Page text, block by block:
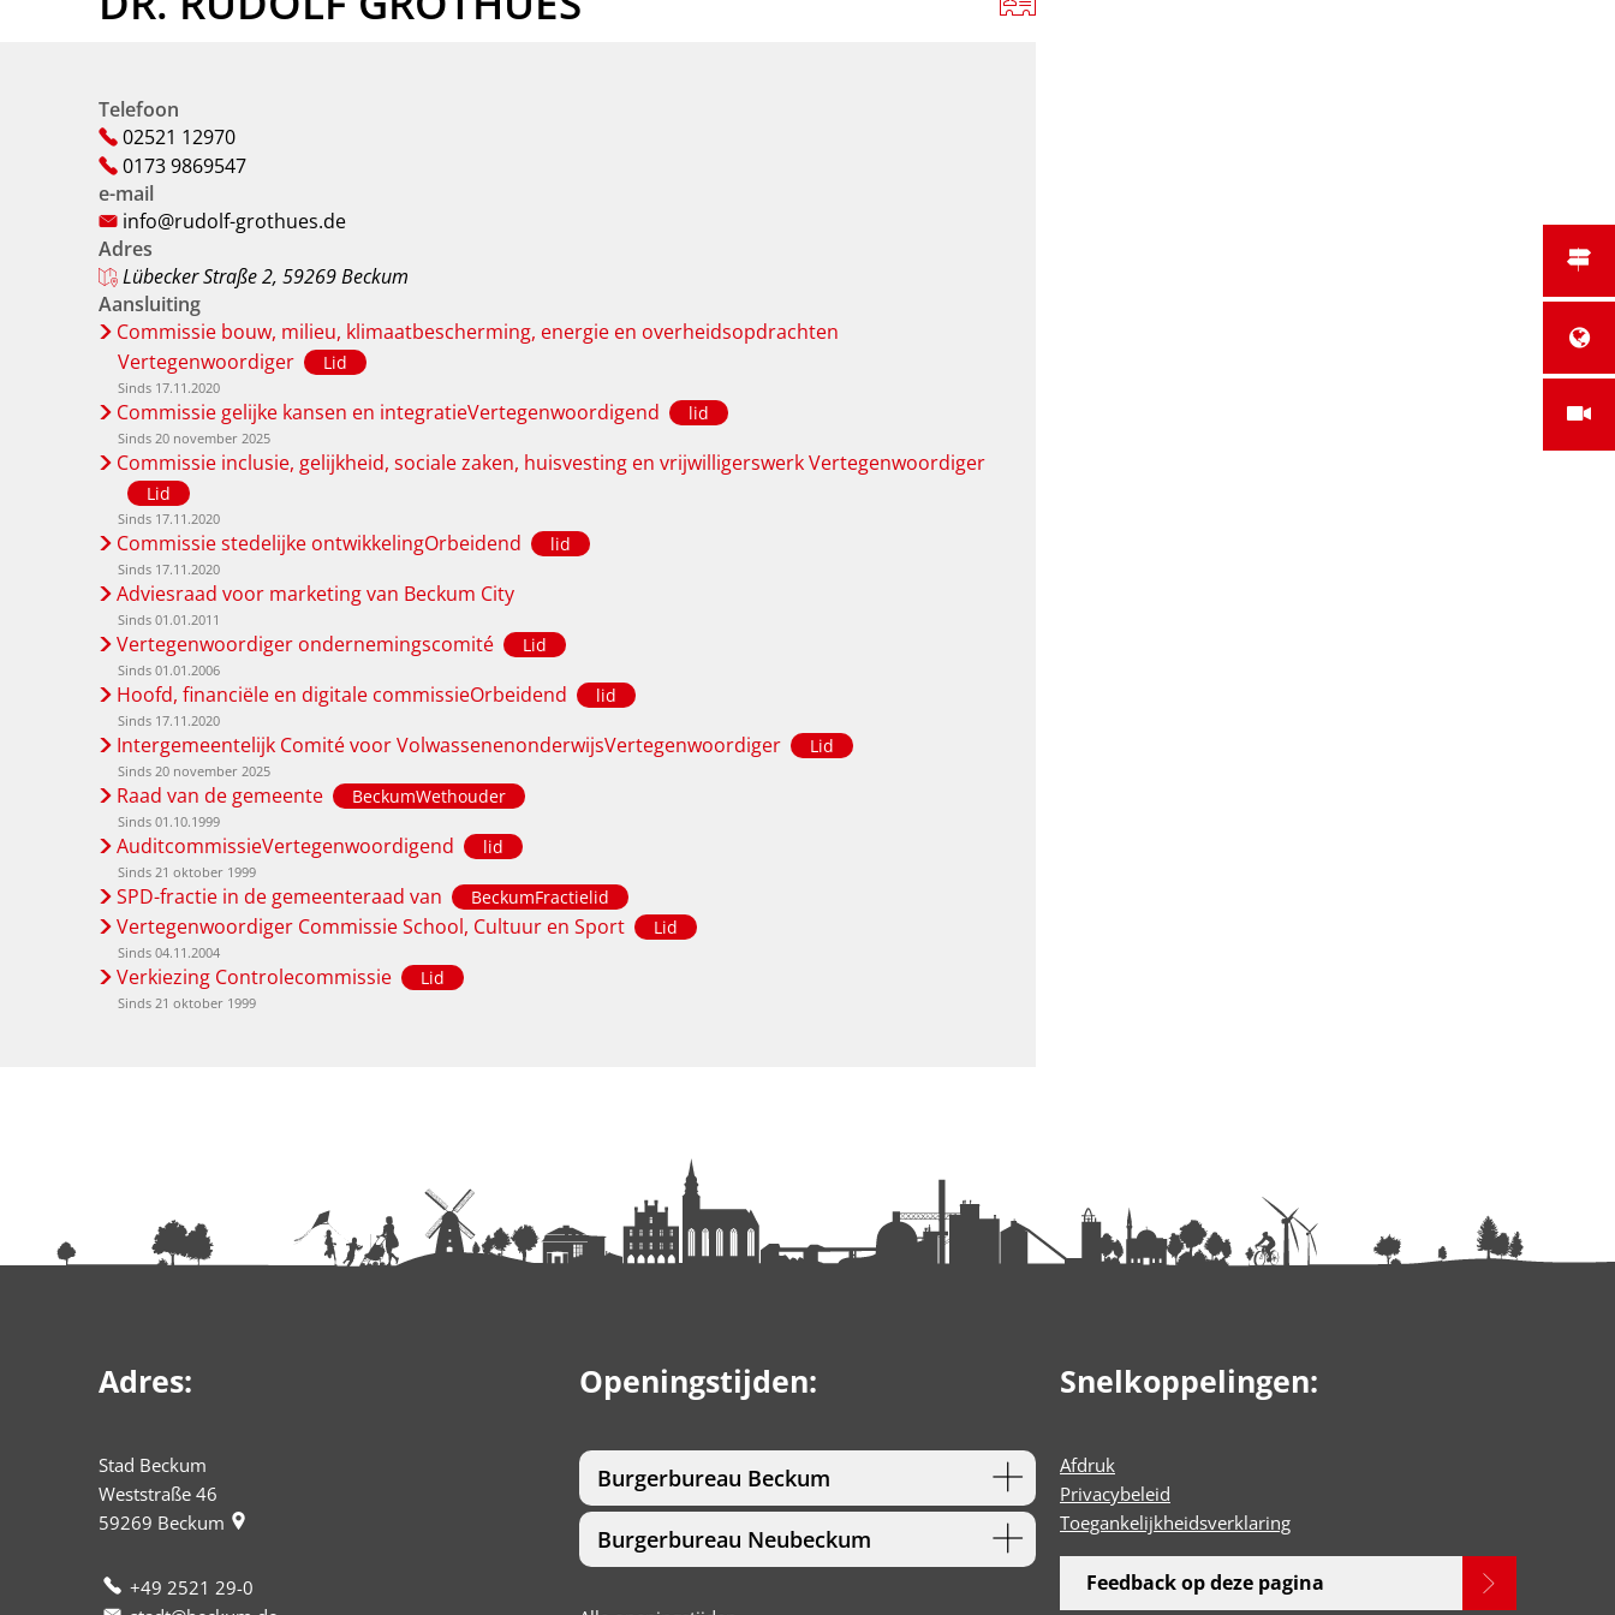
Telefoon
02521 12970
0173 9869547
e-mail
info@rudolf-grothues.de
Adres
Lübecker Straße 2, 59269 Beckum
Aansluiting
Commissie bouw, milieu, klimaatbescherming, energie en overheidsopdrachten
Vertegenwoordiger
Lid
Sinds 17.11.2020
Commissie gelijke kansen en integratieVertegenwoordigend lid
Sinds 20 november 2025
Commissie inclusie, gelijkheid, sociale zaken, huisvesting en vrijwilligerswerk Vertegenwoordiger
Lid
Sinds 17.11.2020
Commissie stedelijke ontwikkelingOrbeidend lid
Sinds 17.11.2020
Adviesraad voor marketing van Beckum City
Sinds 01.01.2011
Vertegenwoordiger ondernemingscomité Lid
Sinds 01.01.2006
Hoofd, financiële en digitale commissieOrbeidend lid
Sinds 17.11.2020
Intergemeentelijk Comité voor VolwassenenonderwijsVertegenwoordiger Lid
Sinds 20 november 2025
Raad van de gemeente BeckumWethouder
Sinds 01.10.1999
AuditcommissieVertegenwoordigend lid
Sinds 21 oktober 1999
SPD-fractie in de gemeenteraad van BeckumFractielid
Vertegenwoordiger Commissie School, Cultuur en Sport Lid
Sinds 04.11.2004
Verkiezing Controlecommissie Lid
Sinds 21 oktober 1999
Adres:
Stad Beckum
Weststraße 46
59269 Beckum
+49 2521 29-0
Openingstijden:
Burgerbureau Beckum
Burgerbureau Neubeckum
Snelkoppelingen:
Afdruk
Privacybeleid
Toegankelijkheidsverklaring
Feedback op deze pagina